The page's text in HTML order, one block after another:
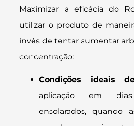
Maximizar a eficácia do
utilizar o produto de
invés de tentar aumentar
concentração:
Condições ideais
aplicação em
ensolarados, quando